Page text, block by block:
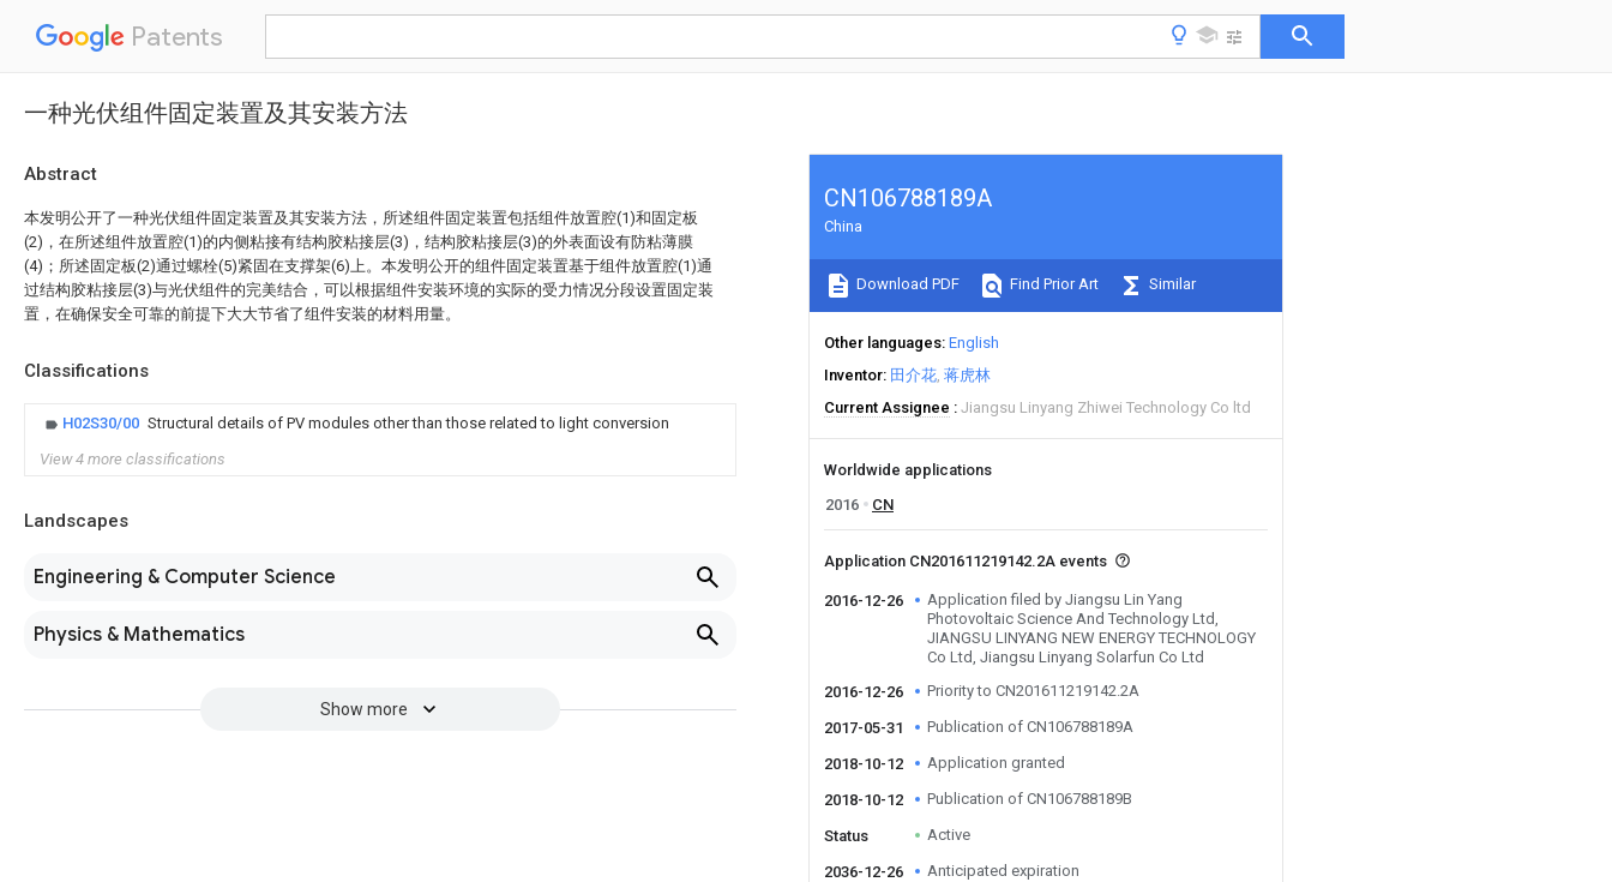
Patents
一种光伏组件固定装置及其安装方法
Abstract
本发明公开了一种光伏组件固定装置及其安装方法，所述组件固定装置包括组件放置腔(1)和固定板
(2)，在所述组件放置腔(1)的内侧粘接有结构胶粘接层(3)，结构胶粘接层(3)的外表面设有防粘薄膜
(4)；所述固定板(2)通过螺栓(5)紧固在支撑架(6)上。本发明公开的组件固定装置基于组件放置腔(1)通
过结构胶粘接层(3)与光伏组件的完美结合，可以根据组件安装环境的实际的受力情况分段设置固定装
置，在确保安全可靠的前提下大大节省了组件安装的材料用量。
Classifications
H02S30/00 Structural details of PV modules other than those related to light conversion
View 4 more classifications
Landscapes
Engineering & Computer Science
Physics & Mathematics
Show more
CN106788189A
China
Download PDF Find Prior Art Similar
Other languages English
Inventor 田介花 蒋虎林
Current Assignee
Jiangsu Linyang Zhiwei Technology Co ltd
Worldwide applications
2016
CN
Application CN201611219142.2A events
2016-12-26
Application filed by Jiangsu Lin Yang
Photovoltaic Science And Technology Ltd,
JIANGSU LINYANG NEW ENERGY TECHNOLOGY
Co Ltd, Jiangsu Linyang Solarfun Co Ltd
2016-12-26
Priority to CN201611219142.2A
2017-05-31 Publication of CN106788189A
2018-10-12 Application granted
2018-10-12 Publication of CN106788189B
Status Active
2036-12-26 Anticipated expiration